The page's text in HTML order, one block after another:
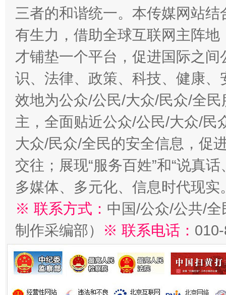
三者的和谐统一。本传媒网站
有生力，借助全球互联网主阵
才铺垫一个平台，促进国际之
识、法律、政策、科技、健康
效地为公众/公民/大众/民众/全
主，全面贴近公众/公民/大众/民
大众/民众/全民的安全信息，促
交往；展现“服务百姓”和“说真
多媒体、多元化、信息时代现实
※ 联系方式： 中国/公众/公共/
制作采编部）
※ 联系电话：